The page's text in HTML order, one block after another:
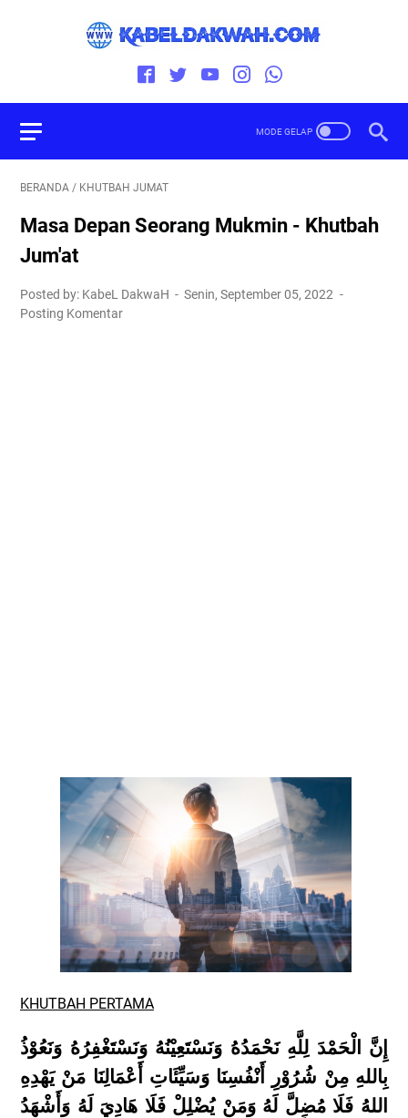
BERANDA / KHUTBAH JUMAT
Masa Depan Seorang Mukmin - Khutbah
Jum'at
Posted by: KabeL DakwaH
Senin, September 05, 2022
Posting Komentar
KHUTBAH PERTAMA
إِنَّ الْحَمْدَ لِلَّهِ نَحْمَدُهُ وَنَسْتَعِيْنُهُ وَنَسْتَغْفِرُهُ وَنَعُوْذُ
بِاللهِ مِنْ شُرُوْرِ أَنْفُسِنَا وَسَيِّئَاتِ أَعْمَالِنَا مَنْ يَهْدِهِ
اللهُ فَلَا مُضِلَّ لَهُ وَمَنْ يُضْلِلْ فَلَا هَادِيَ لَهُ وَأَشْهَدُ